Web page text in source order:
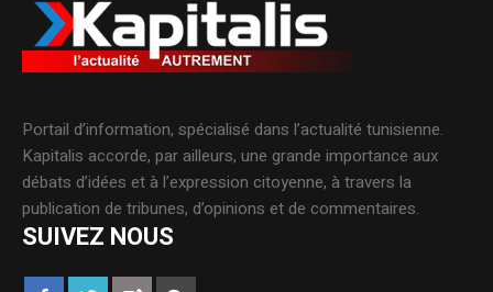
Portail d’information, spécialisé dans l’actualité tunisienne.
Kapitalis accorde, par ailleurs, une grande importance aux
débats d’idées et à l’expression citoyenne, à travers la
publication de tribunes, d’opinions et de commentaires.
SUIVEZ NOUS